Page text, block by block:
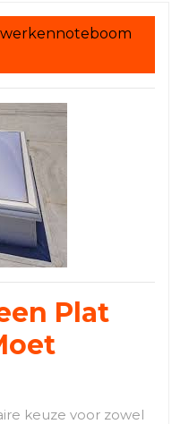
Plat
keuze voor zowel